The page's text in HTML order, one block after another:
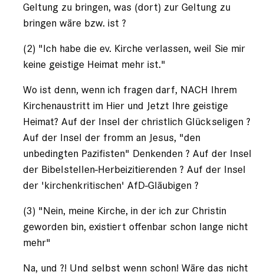
Geltung zu bringen, was (dort) zur Geltung zu
bringen wäre bzw. ist ?
(2) "Ich habe die ev. Kirche verlassen, weil Sie mir
keine geistige Heimat mehr ist."
Wo ist denn, wenn ich fragen darf, NACH Ihrem
Kirchenaustritt im Hier und Jetzt Ihre geistige
Heimat? Auf der Insel der christlich Glückseligen ?
Auf der Insel der fromm an Jesus, "den
unbedingten Pazifisten" Denkenden ? Auf der Insel
der Bibelstellen-Herbeizitierenden ? Auf der Insel
der 'kirchenkritischen' AfD-Gläubigen ?
(3) "Nein, meine Kirche, in der ich zur Christin
geworden bin, existiert offenbar schon lange nicht
mehr"
Na, und ?! Und selbst wenn schon! Wäre das nicht